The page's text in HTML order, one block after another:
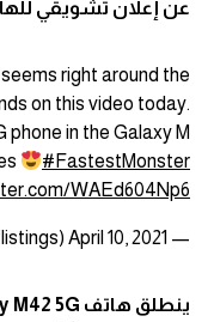
عن إعلان تشويقي
seems right around the
on this video today.
in the Galaxy M
#FastestMonster
WAEd604Np6
— Mukul Sharma (@stufflistings)
April 10, 2021